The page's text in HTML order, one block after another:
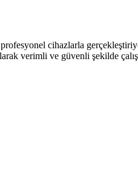
cihazlarla
verimli ve güvenli şekilde